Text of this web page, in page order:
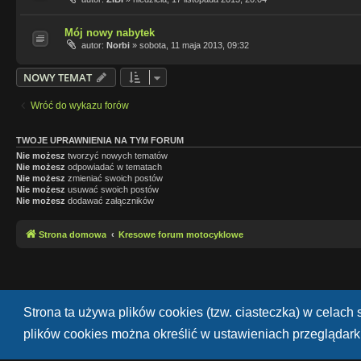
Strona ta używa plików cookies (tzw. ciasteczka) w
plików cookies można określić w ustawieniach
Mój nowy nabytek
autor: Norbi » sobota, 11 maja 2013, 09:32
NOWY TEMAT
Wróć do wykazu forów
TWOJE UPRAWNIENIA NA TYM FORUM
Nie możesz tworzyć nowych tematów
Nie możesz odpowiadać w tematach
Nie możesz zmieniać swoich postów
Nie możesz usuwać swoich postów
Nie możesz dodawać załączników
Strona domowa Kresowe forum motocyklowe